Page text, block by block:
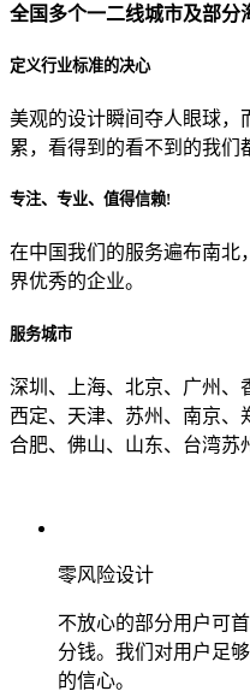
贵公司的团队规模是？
目前主要的营销渠道是？
全国多个一二线城市及部分
定义行业标准的决心
美观的设计瞬间夺人眼球，
累，看得到的看不到的我们
专注、专业、值得信赖!
在中国我们的服务遍布南北
界优秀的企业。
服务城市
深圳、上海、北京、广州、
西定、天津、苏州、南京、
合肥、佛山、山东、台湾苏
零风险设计
不放心的部分用户可
分钱。我们对用户足
的信心。